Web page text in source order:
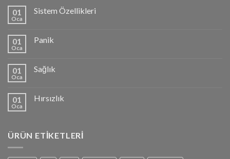
01
Oca
Sistem Özellikleri
01
Oca
Panik
01
Oca
Sağlık
01
Oca
Hırsızlık
ÜRÜN ETIKETLERI